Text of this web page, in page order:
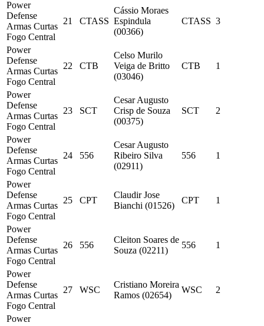
Power
Defense
Armas Curtas
Fogo Central
21 CTASS
Cássio Moraes
Espindula
(00366)
CTASS 3
Power
Defense
Armas Curtas
Fogo Central
22 CTB
Celso Murilo
Veiga de Britto
(03046)
CTB 1
Power
Defense
Armas Curtas
Fogo Central
23 SCT
Cesar Augusto
Crisp de Souza
(00375)
SCT 2
Power
Defense
Armas Curtas
Fogo Central
24 556
Cesar Augusto
Ribeiro Silva
(02911)
556 1
Power
Defense
Armas Curtas
Fogo Central
25 CPT
Claudir Jose
Bianchi (01526)
CPT 1
Power
Defense
Armas Curtas
Fogo Central
26 556
Cleiton Soares de
Souza (02211)
556 1
Power
Defense
Armas Curtas
Fogo Central
27 WSC
Cristiano Moreira
Ramos (02654)
WSC 2
Power